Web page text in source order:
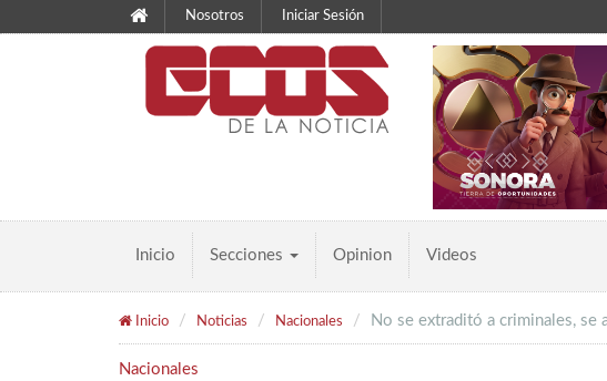
Nosotros Iniciar Sesión
Inicio Secciones Opinion Videos
Inicio Noticias Nacionales No se extraditó a criminales, se
Nacionales